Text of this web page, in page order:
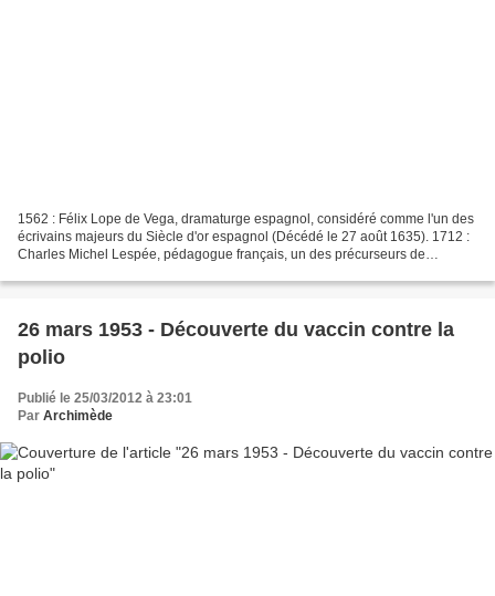
1562 : Félix Lope de Vega, dramaturge espagnol, considéré comme l'un des
écrivains majeurs du Siècle d'or espagnol (Décédé le 27 août 1635). 1712 :
Charles Michel Lespée, pédagogue français, un des précurseurs de
26 mars 1953 - Découverte du vaccin contre la
polio
Publié le 25/03/2012 à 23:01
Par Archimède